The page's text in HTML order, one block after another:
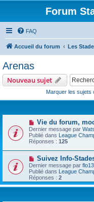
Forum
FAQ
Accueil du forum Les
Arenas
Nouveau sujet
Marquer les sujets
Vie du forum,
Dernier message par
Publié dans League
Réponses : 125
Suivez Info-
Dernier message par flo13
Publié dans League
Réponses : 2